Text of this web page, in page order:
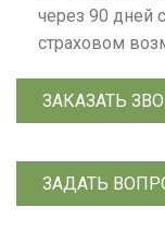
через 90 дней
страховом
ЗАКАЗАТЬ
ЗАДАТЬ